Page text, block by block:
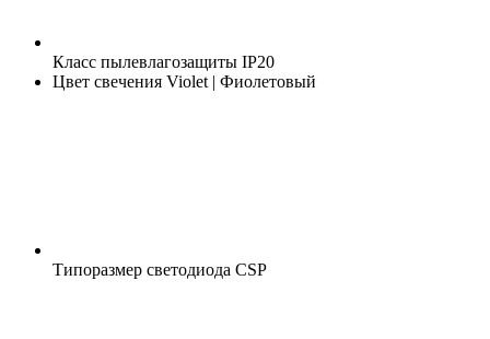
Класс пылевлагозащиты IP20
Цвет свечения Violet | Фиолетовый
Типоразмер светодиода CSP